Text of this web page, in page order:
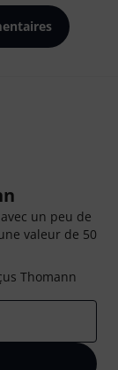
un peu de
valeur de 50
Thomann